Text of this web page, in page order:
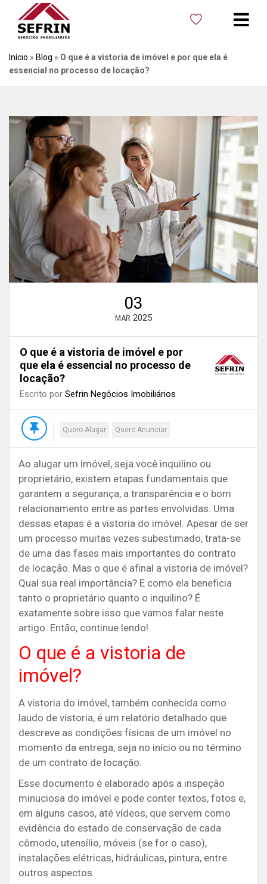
Início » Blog » O que é a vistoria de imóvel e por que ela é
essencial no processo de locação?
03
MAR 2025
O que é a vistoria de imóvel e por
que ela é essencial no processo de
locação?
Escrito por Sefrin Negócios Imobiliários
Quero Alugar Quero Anunciar
Ao alugar um imóvel, seja você inquilino ou
proprietário, existem etapas fundamentais que
garantem a segurança, a transparência e o bom
relacionamento entre as partes envolvidas. Uma
dessas etapas é a vistoria do imóvel. Apesar de ser
um processo muitas vezes subestimado, trata-se
de uma das fases mais importantes do contrato
de locação. Mas o que é afinal a vistoria de imóvel?
Qual sua real importância? E como ela beneficia
tanto o proprietário quanto o inquilino? É
exatamente sobre isso que vamos falar neste
artigo. Então, continue lendo!
O que é a vistoria de
imóvel?
A vistoria do imóvel, também conhecida como
laudo de vistoria, é um relatório detalhado que
descreve as condições físicas de um imóvel no
momento da entrega, seja no início ou no término
de um contrato de locação.
Esse documento é elaborado após a inspeção
minuciosa do imóvel e pode conter textos, fotos e,
em alguns casos, até vídeos, que servem como
evidência do estado de conservação de cada
cômodo, utensílio, móveis (se for o caso),
instalações elétricas, hidráulicas, pintura, entre
outros aspectos.